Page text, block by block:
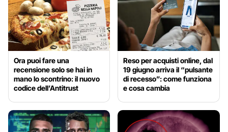
Ora puoi fare una
recensione solo se hai in
mano lo scontrino: il nuovo
codice dell’Antitrust
Reso per acquisti online, dal
19 giugno arriva il “pulsante
di recesso”: come funziona
e cosa cambia